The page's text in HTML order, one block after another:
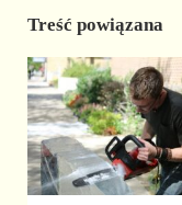
Treść powiązana